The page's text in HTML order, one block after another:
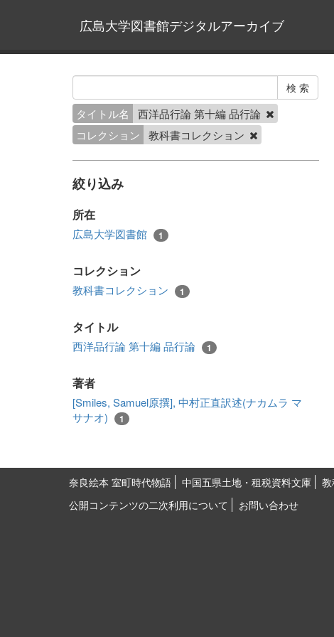
広島大学図書館デジタルアーカイブ
タイトル名
西洋品行論 第十編 品行論
コレクション
教科書コレクション
絞り込み
所在
広島大学図書館 1
コレクション
教科書コレクション 1
タイトル
西洋品行論 第十編 品行論 1
著者
[Smiles, Samuel原撰], 中村正直訳述(ナカムラ マ
サナオ)
1
奈良絵本 室町時代物語 中国五県土地・租税資料文庫
公開コンテンツの二次利用について
お問い合わせ